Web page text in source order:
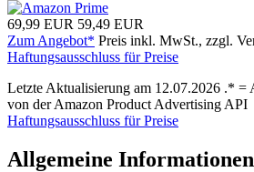
69,99 EUR 59,49 EUR
Zum Angebot* Preis inkl. MwSt., zzgl.
Haftungsausschluss für Preise
Letzte Aktualisierung am 12.07.2026 .*
von der Amazon Product Advertising API
Haftungsausschluss für Preise
Allgemeine Informationen